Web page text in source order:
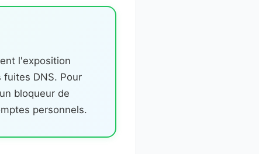
l'exposition
DNS. Pour
bloqueur de
personnels.